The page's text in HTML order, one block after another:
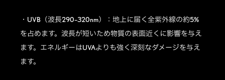
・UVB（波長290–320nm）：地上に届く全紫外線の約5%
を占めます。波長が短いため物質の表面近くに影響を与え
ます。エネルギーはUVAよりも強く深刻なダメージを与え
ます。